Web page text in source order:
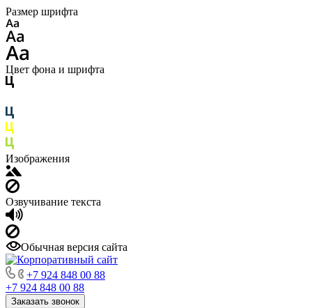
Размер шрифта
Цвет фона и шрифта
Изображения
Озвучивание текста
Обычная версия сайта
+7 924 848 00 88
+7 924 848 00 88
Заказать звонок